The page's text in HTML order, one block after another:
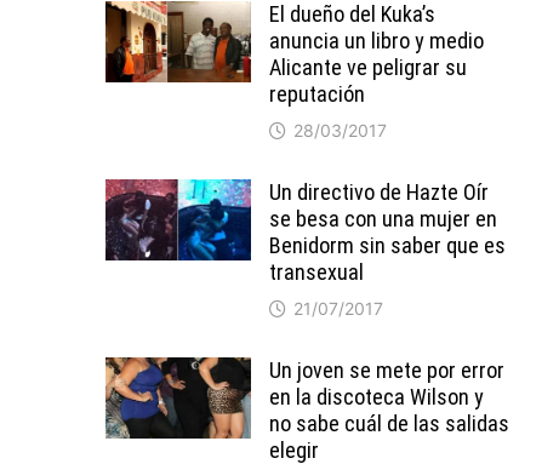
El dueño del Kuka’s
anuncia un libro y medio
Alicante ve peligrar su
reputación
28/03/2017
Un directivo de Hazte Oír
se besa con una mujer en
Benidorm sin saber que es
transexual
21/07/2017
Un joven se mete por error
en la discoteca Wilson y
no sabe cuál de las salidas
elegir